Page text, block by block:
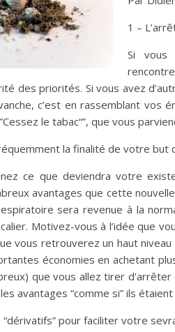
1 –
Si vous
des priorités. Si vous avez
c’est en rassemblant
le tabac“”, que vous
la finalité de votre but
ce que deviendra votre
avantages que cette
sera revenue à la
Motivez-vous à l’idée que
vous retrouverez un haut
économies en achetant
que vous allez tirer
avantages “comme si” ils
pour faciliter votre